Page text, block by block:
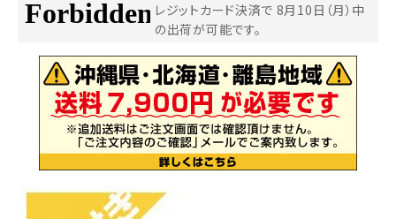
お気に入り一覧
閲覧履歴一覧
農業機械
レジットカード決済で 8月10日（月）中
の出荷が可能です。